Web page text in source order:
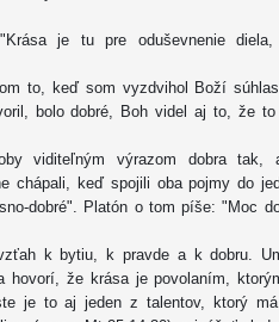
je tu pre oduševnenie
to, keď som vyzdvihol Boží
bolo dobré, Boh videl aj to, že to
viditeľným výrazom dobra tak,
chápali, keď spojili oba pojmy do
dobré". Platón o tom píše: "Moc
k bytiu, k pravde a k dobru.
že krása je povolaním,
je to aj jeden z talentov, ktorý